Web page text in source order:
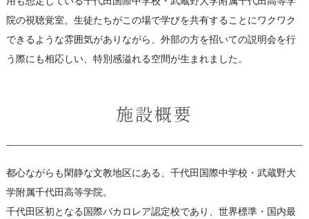
院の視聴覚室。生徒たちがこの場で学びを共有することにワクワク
できるような雰囲気がありながら、外部の方を招いての説明会を行
う際にも相応しい、特別感溢れる空間が生まれました。
施設概要
都心ながらも閑静な文教地区にある、千代田国際中学校・武蔵野大
学附属千代田高等学院。
千代田区初となる国際バカロレア認定校であり、世界標準・国内最